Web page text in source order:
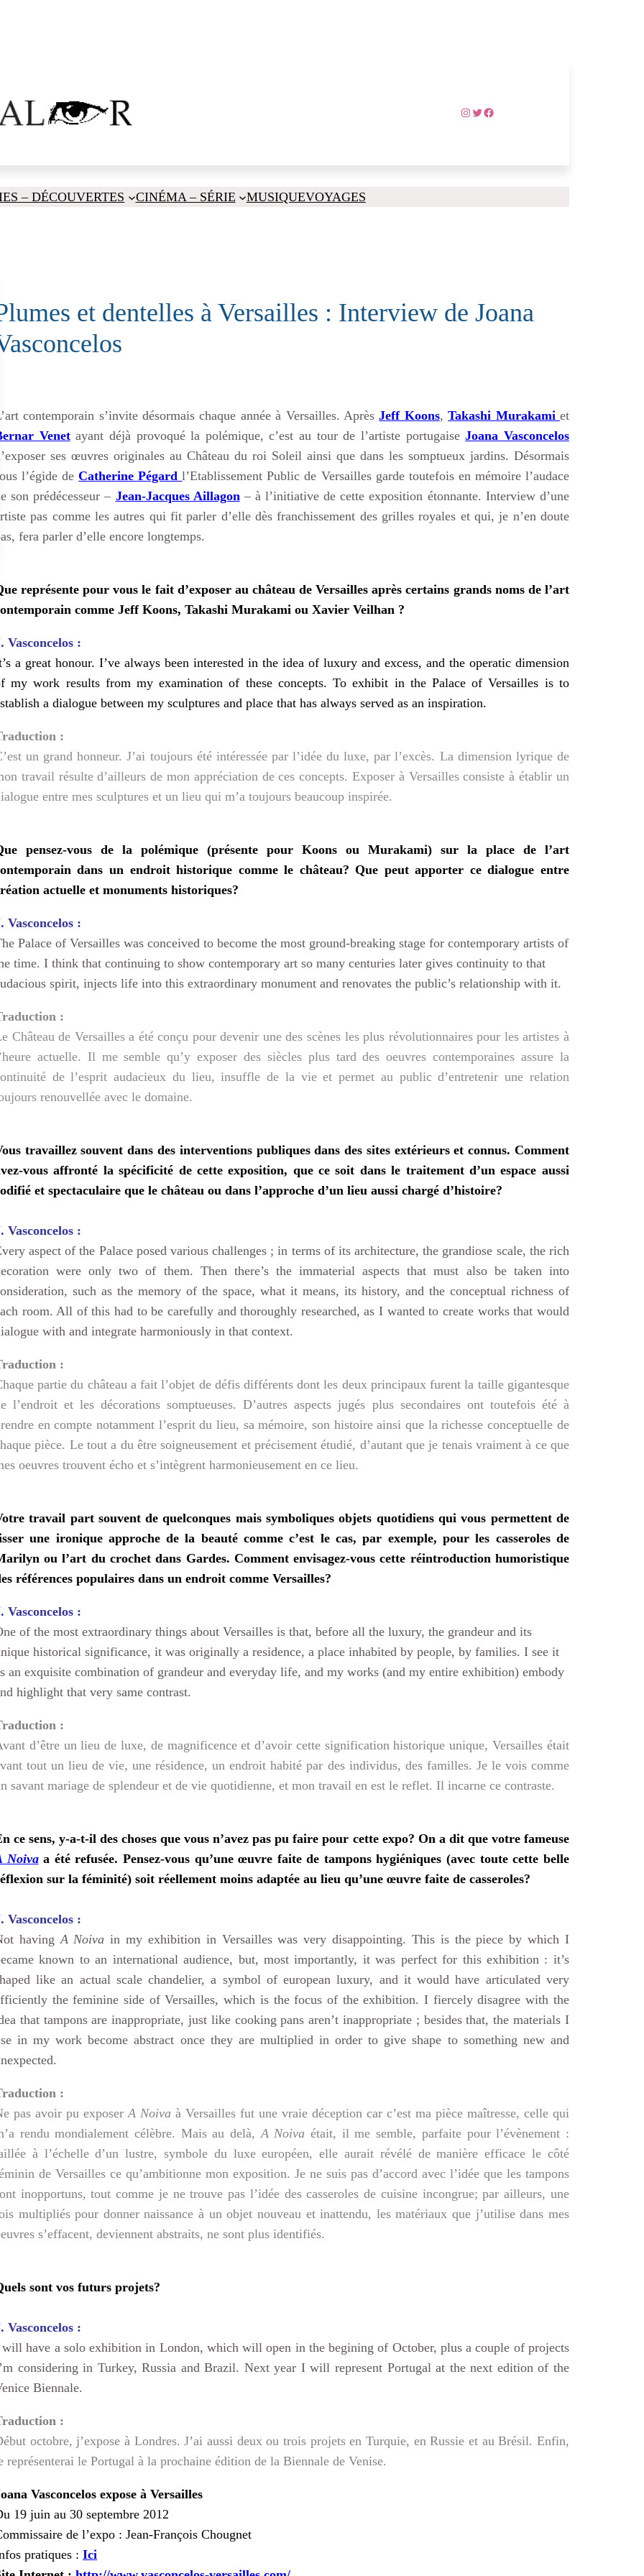
Instagram
TwitterFacebook
– DÉCOUVERTES CINÉMA – SÉRIE MUSIQUEVOYAGES
et dentelles à Versailles : Interview de Joana
contemporain s’invite désormais chaque année à Versailles. AprèsJeff Koons,Takashi Murakami et
Venetayant déjà provoqué la polémique, c’est au tour de l’artiste portugaiseJoana Vasconcelos
ses œuvres originales au Château du roi Soleil ainsi que dans les somptueux jardins. Désormais
l’égide deCatherine Pégardl’Etablissement Public de Versailles garde toutefois en mémoire l’audace
son prédécesseur – Jean-Jacques Aillagon – à l’initiative de cette exposition étonnante. Interview d’une
pas comme les autres qui fit parler d’elle dès franchissement des grilles royales et qui, je n’en doute
fera parler d’elle encore longtemps.
représente pour vous le fait d’exposer au château de Versailles après certains grands noms de l’art
comme Jeff Koons, Takashi Murakami ou Xavier Veilhan ?
Vasconcelos :
a great honour. I’ve always been interested in the idea of luxury and excess, and the operatic dimension
my work results from my examination of these concepts. To exhibit in the Palace of Versailles is to
a dialogue between my sculptures and place that has always served as an inspiration.
:
un grand honneur. J’ai toujours été intéressée par l’idée du luxe, par l’excès. La dimension lyrique de
travail résulte d’ailleurs de mon appréciation de ces concepts. Exposer à Versailles consiste à établir un
entre mes sculptures et un lieu qui m’a toujours beaucoup inspirée.
pensez-vous de la polémique (présente pour Koons ou Murakami) sur la place de l’art
dans un endroit historique comme le château? Que peut apporter ce dialogue entre
actuelle et monuments historiques?
Vasconcelos :
Palace of Versailles was conceived to become the most ground-breaking stage for contemporary artists of
time. I think that continuing to show contemporary art so many centuries later gives continuity to that
spirit, injects life into this extraordinary monument and renovates the public’s relationship with it.
:
Château de Versailles a été conçu pour devenir une des scènes les plus révolutionnaires pour les artistes à
actuelle. Il me semble qu’y exposer des siècles plus tard des oeuvres contemporaines assure la
de l’esprit audacieux du lieu, insuffle de la vie et permet au public d’entretenir une relation
renouvellée avec le domaine.
travaillez souvent dans des interventions publiques dans des sites extérieurs et connus. Comment
vous affronté la spécificité de cette exposition, que ce soit dans le traitement d’un espace aussi
et spectaculaire que le château ou dans l’approche d’un lieu aussi chargé d’histoire?
Vasconcelos :
aspect of the Palace posed various challenges ; in terms of its architecture, the grandiose scale, the rich
were only two of them. Then there’s the immaterial aspects that must also be taken into
such as the memory of the space, what it means, its history, and the conceptual richness of
room. All of this had to be carefully and thoroughly researched, as I wanted to create works that would
with and integrate harmoniously in that context.
:
partie du château a fait l’objet de défis différents dont les deux principaux furent la taille gigantesque
l’endroit et les décorations somptueuses. D’autres aspects jugés plus secondaires ont toutefois été à
en compte notamment l’esprit du lieu, sa mémoire, son histoire ainsi que la richesse conceptuelle de
pièce. Le tout a du être soigneusement et précisement étudié, d’autant que je tenais vraiment à ce que
oeuvres trouvent écho et s’intègrent harmonieusement en ce lieu.
travail part souvent de quelconques mais symboliques objets quotidiens qui vous permettent de
une ironique approche de la beauté comme c’est le cas, par exemple, pour les casseroles de
ou l’art du crochet dans Gardes. Comment envisagez-vous cette réintroduction humoristique
références populaires dans un endroit comme Versailles?
Vasconcelos :
of the most extraordinary things about Versailles is that, before all the luxury, the grandeur and its
historical significance, it was originally a residence, a place inhabited by people, by families. I see it
an exquisite combination of grandeur and everyday life, and my works (and my entire exhibition) embody
highlight that very same contrast.
:
d’être un lieu de luxe, de magnificence et d’avoir cette signification historique unique, Versailles était
tout un lieu de vie, une résidence, un endroit habité par des individus, des familles. Je le vois comme
savant mariage de splendeur et de vie quotidienne, et mon travail en est le reflet. Il incarne ce contraste.
ce sens, y-a-t-il des choses que vous n’avez pas pu faire pour cette expo? On a dit que votre fameuse
Noivaa été refusée. Pensez-vous qu’une œuvre faite de tampons hygiéniques (avec toute cette belle
sur la féminité) soit réellement moins adaptée au lieu qu’une œuvre faite de casseroles?
Vasconcelos :
having A Noiva in my exhibition in Versailles was very disappointing. This is the piece by which I
known to an international audience, but, most importantly, it was perfect for this exhibition : it’s
like an actual scale chandelier, a symbol of european luxury, and it would have articulated very
the feminine side of Versailles, which is the focus of the exhibition. I fiercely disagree with the
that tampons are inappropriate, just like cooking pans aren’t inappropriate ; besides that, the materials I
in my work become abstract once they are multiplied in order to give shape to something new and
:
pas avoir pu exposer A Noivaà Versailles fut une vraie déception car c’est ma pièce maîtresse, celle qui
rendu mondialement célèbre. Mais au delà, A Noiva était, il me semble, parfaite pour l’évènement :
à l’échelle d’un lustre, symbole du luxe européen, elle aurait révélé de manière efficace le côté
de Versailles ce qu’ambitionne mon exposition. Je ne suis pas d’accord avec l’idée que les tampons
inopportuns, tout comme je ne trouve pas l’idée des casseroles de cuisine incongrue; par ailleurs, une
multipliés pour donner naissance à un objet nouveau et inattendu, les matériaux que j’utilise dans mes
s’effacent, deviennent abstraits, ne sont plus identifiés.
sont vos futurs projets?
Vasconcelos :
have a solo exhibition in London, which will open in the begining of October, plus a couple of projects
considering in Turkey, Russia and Brazil. Next year I will represent Portugal at the next edition of the
Biennale.
:
octobre, j’expose à Londres. J’ai aussi deux ou trois projets en Turquie, en Russie et au Brésil. Enfin,
représenterai le Portugal à la prochaine édition de la Biennale de Venise.
Vasconcelos expose à Versailles
19 juin au 30 septembre 2012
de l’expo : Jean-François Chougnet
pratiques : Ici